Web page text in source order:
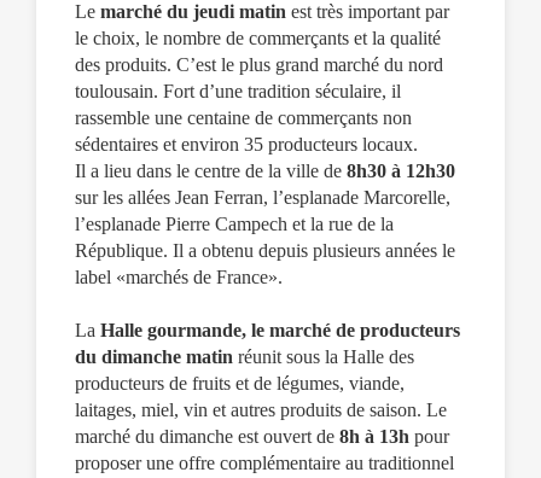
Le marché du jeudi matin est très important par
le choix, le nombre de commerçants et la qualité
des produits. C’est le plus grand marché du nord
toulousain. Fort d’une tradition séculaire, il
rassemble une centaine de commerçants non
sédentaires et environ 35 producteurs locaux.
Il a lieu dans le centre de la ville de 8h30 à 12h30
sur les allées Jean Ferran, l’esplanade Marcorelle,
l’esplanade Pierre Campech et la rue de la
République. Il a obtenu depuis plusieurs années le
label «marchés de France».
La Halle gourmande, le marché de producteurs
du dimanche matin réunit sous la Halle des
producteurs de fruits et de légumes, viande,
laitages, miel, vin et autres produits de saison. Le
marché du dimanche est ouvert de 8h à 13h pour
proposer une offre complémentaire au traditionnel